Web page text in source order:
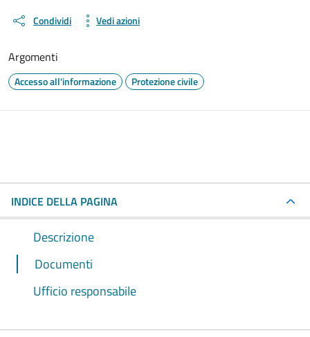
Condividi Vedi azioni
Argomenti
Accesso all'informazione Protezione civile
INDICE DELLA PAGINA
Descrizione
Documenti
Ufficio responsabile